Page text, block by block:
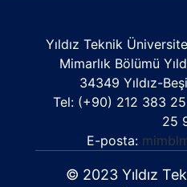
Yıldız Teknik
Mimarlık Bölümü
34349 Yıldız-
Tel: (+90) 212 383
25
E-posta:
© 2023 Yıldız